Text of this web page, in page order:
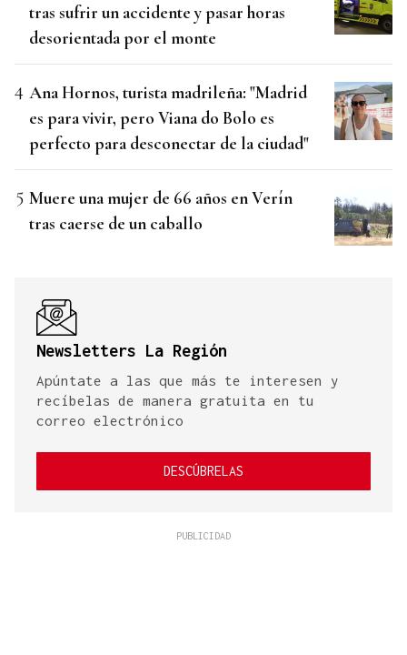
tras sufrir un accidente y pasar horas
desorientada por el monte
Ana Hornos, turista madrileña: "Madrid
es para vivir, pero Viana do Bolo es
perfecto para desconectar de la ciudad"
Muere una mujer de 66 años en Verín
tras caerse de un caballo
Newsletters La Región
Apúntate a las que más te interesen y
recíbelas de manera gratuita en tu
correo electrónico
DESCÚBRELAS